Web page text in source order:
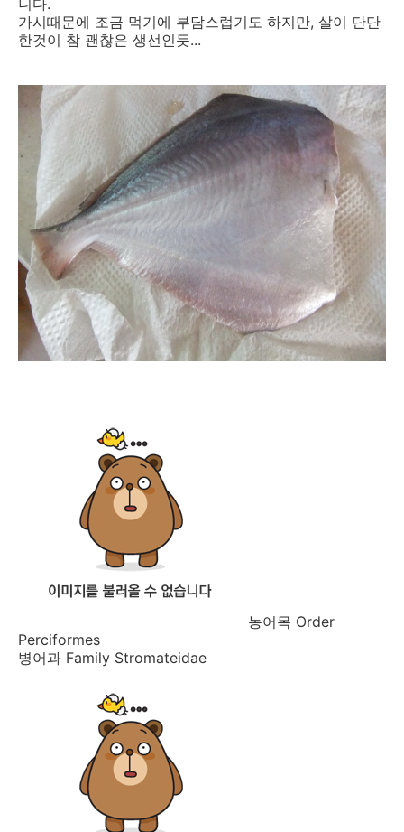
가시때문에 조금 먹기에 부담스럽기도 하지만, 살이 단단
한것이 참 괜찮은 생선인듯...
농어목 Order
Perciformes
병어과 Family Stromateidae